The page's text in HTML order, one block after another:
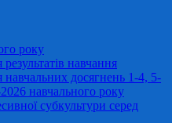
року
навчання
навчальних досягнень 1-4, 5-
навчального року
субкультури серед